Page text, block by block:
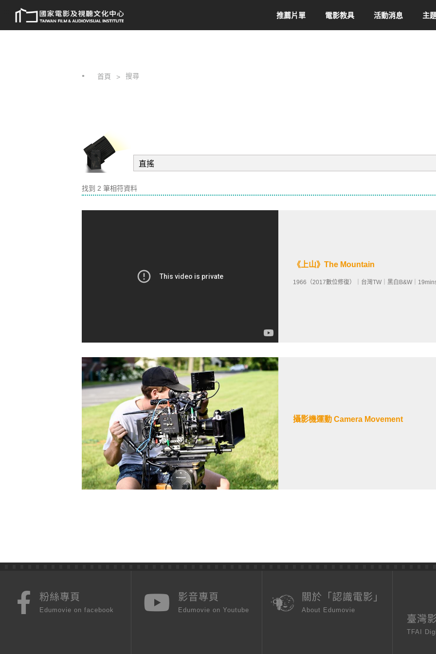
推薦片單 電影教具 活動消息 主
首頁 搜尋
找到 2 筆相符資料
《上山》The Mountain
1966（2017數位修復）｜台灣TW｜黑白B&W｜
攝影機運動 Camera Movement
粉絲專頁
Edumovie on facebook
影音專頁
Edumovie on Youtube
關於「認識電影」
About Edumovie
臺灣
TFAI